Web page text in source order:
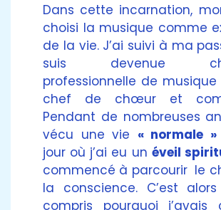
Dans cette incarnation,
choisi la musique comme
de la vie. J’ai suivi à ma
suis devenue
professionnelle de musique
chef de chœur et
Pendant de nombreuses
vécu une vie « normale »
jour où j’ai eu un éveil
commencé à parcourir le
la conscience. C’est
compris pourquoi j’avais